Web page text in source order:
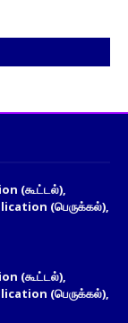
(கூட்டல்),
(பெருக்கல்),
(கூட்டல்),
(பெருக்கல்),